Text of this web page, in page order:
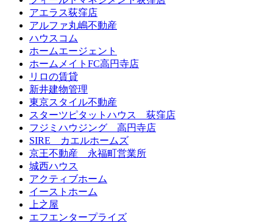
アエラス荻窪店
アルファ丸嶋不動産
ハウスコム
ホームエージェント
ホームメイトFC高円寺店
リロの賃貸
新井建物管理
東京スタイル不動産
スターツピタットハウス 荻窪店
フジミハウジング 高円寺店
SIRE カエルホームズ
京王不動産 永福町営業所
城西ハウス
アクティブホーム
イーストホーム
上之屋
エフエンタープライズ